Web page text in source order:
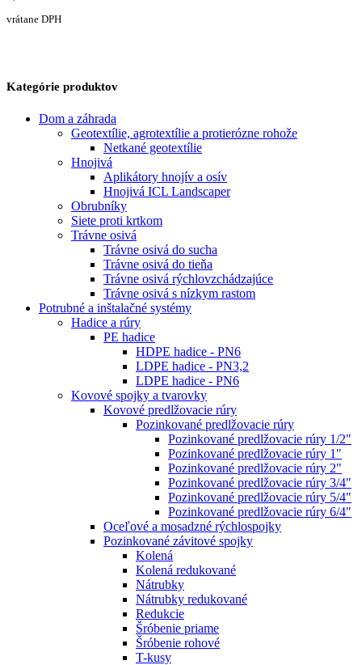
vrátane DPH
Kategórie produktov
Dom a záhrada
Geotextílie, agrotextílie a protierózne rohože
Netkané geotextílie
Hnojivá
Aplikátory hnojív a osív
Hnojivá ICL Landscaper
Obrubníky
Siete proti krtkom
Trávne osivá
Trávne osivá do sucha
Trávne osivá do tieňa
Trávne osivá rýchlovzchádzajúce
Trávne osivá s nízkym rastom
Potrubné a inštalačné systémy
Hadice a rúry
PE hadice
HDPE hadice - PN6
LDPE hadice - PN3,2
LDPE hadice - PN6
Kovové spojky a tvarovky
Kovové predlžovacie rúry
Pozinkované predlžovacie rúry
Pozinkované predlžovacie rúry 1/2"
Pozinkované predlžovacie rúry 1"
Pozinkované predlžovacie rúry 2"
Pozinkované predlžovacie rúry 3/4"
Pozinkované predlžovacie rúry 5/4"
Pozinkované predlžovacie rúry 6/4"
Oceľové a mosadzné rýchlospojky
Pozinkované závitové spojky
Kolená
Kolená redukované
Nátrubky
Nátrubky redukované
Redukcie
Šróbenie priame
Šróbenie rohové
T-kusy